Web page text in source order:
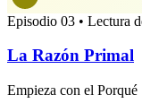
Episodio 03 • Lectura
La Razón Primal
Empieza con el Porqué